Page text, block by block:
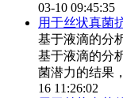
03-10 09:45:35
用于丝状真菌
基于液滴的分
基于液滴的分
菌潜力的结果
16 11:26:02